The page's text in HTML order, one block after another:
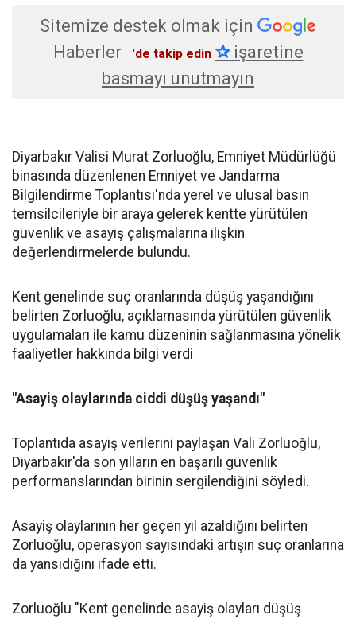
Sitemize destek olmak için
Haberler
'de takip edin ✰işaretine
basmayı unutmayın
Diyarbakır Valisi Murat Zorluoğlu, Emniyet Müdürlüğü
binasında düzenlenen Emniyet ve Jandarma
Bilgilendirme Toplantısı'nda yerel ve ulusal basın
temsilcileriyle bir araya gelerek kentte yürütülen
güvenlik ve asayiş çalışmalarına ilişkin
değerlendirmelerde bulundu.
Kent genelinde suç oranlarında düşüş yaşandığını
belirten Zorluoğlu, açıklamasında yürütülen güvenlik
uygulamaları ile kamu düzeninin sağlanmasına yönelik
faaliyetler hakkında bilgi verdi
"Asayiş olaylarında ciddi düşüş yaşandı"
Toplantıda asayiş verilerini paylaşan Vali Zorluoğlu,
Diyarbakır'da son yılların en başarılı güvenlik
performanslarından birinin sergilendiğini söyledi.
Asayiş olaylarının her geçen yıl azaldığını belirten
Zorluoğlu, operasyon sayısındaki artışın suç oranlarına
da yansıdığını ifade etti.
Zorluoğlu "Kent genelinde asayiş olayları düşüş